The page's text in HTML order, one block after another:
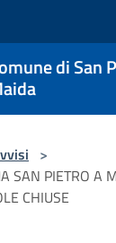
di San
>
SAN PIETRO A
CHIUSE